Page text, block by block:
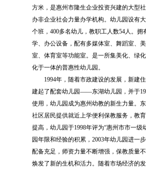
方米，是惠州市隆生企业投资兴建的大型
办非企业社会力量办学机构。幼儿园设有
个班，400多名幼儿，教职工人数54人。拥
学、办公设备，配有多媒体室、舞蹈室、
室、体育室等功能室。是一所集美化、绿
化于一体的普惠性幼儿园。
1994年，随着市政建设的发展，新建
建起了配套幼儿园——东湖幼儿园，并于
使用，幼儿园成为惠州幼教的新生力量。
社区居民提供就近上学便利保教服务，教
提高，幼儿园于1998年评为“惠州市市一级
园年限和经验的积累，2003年幼儿园进一
配备充足，师资力量不断增强，保教质量
焕发了新的生机和活力。随着市场经济的